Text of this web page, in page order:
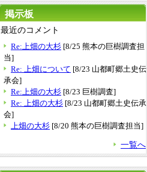
掲示板
最近のコメント
Re:上畑の大杉 [8/25 熊本の巨樹調査担
当]
Re: 上畑について [8/23 山都町郷土史伝
承会]
Re:上畑の大杉 [8/23 巨樹調査]
Re: 上畑の大杉 [8/23 山都町郷土史伝承
会]
上畑の大杉 [8/20 熊本の巨樹調査担当]
一覧へ